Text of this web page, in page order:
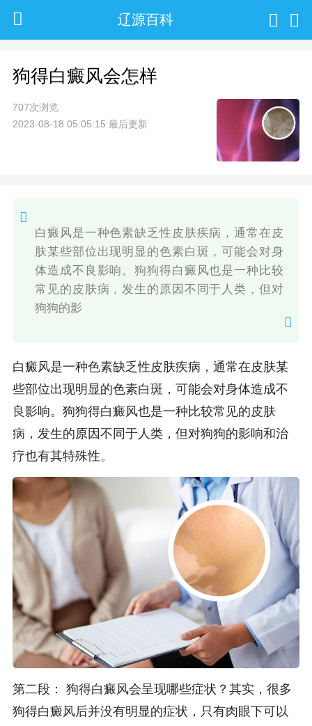
辽源百科
狗得白癜风会怎样
707次浏览
2023-08-18 05:05:15 最后更新
白癜风是一种色素缺乏性皮肤疾病，通常在皮
肤某些部位出现明显的色素白斑，可能会对身
体造成不良影响。狗狗得白癜风也是一种比较
常见的皮肤病，发生的原因不同于人类，但对
狗狗的影
白癜风是一种色素缺乏性皮肤疾病，通常在皮肤某
些部位出现明显的色素白斑，可能会对身体造成不
良影响。狗狗得白癜风也是一种比较常见的皮肤
病，发生的原因不同于人类，但对狗狗的影响和治
疗也有其特殊性。
第二段： 狗得白癜风会呈现哪些症状？其实，很多
狗得白癜风后并没有明显的症状，只有肉眼下可以